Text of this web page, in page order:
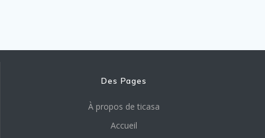
Des Pages
À propos de ticasa
Accueil